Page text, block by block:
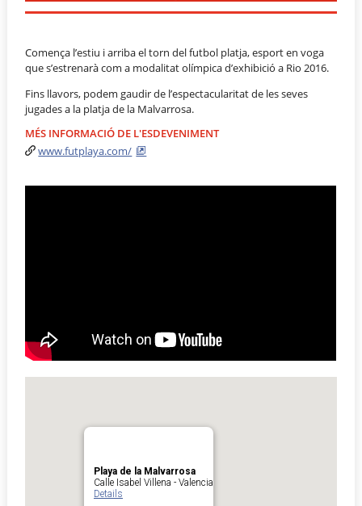
Comença l’estiu i arriba el torn del futbol platja, esport en voga
que s’estrenarà com a modalitat olímpica d’exhibició a Rio 2016.
Fins llavors, podem gaudir de l’espectacularitat de les seves
jugades a la platja de la Malvarrosa.
MÉS INFORMACIÓ DE L'ESDEVENIMENT
www.futplaya.com/
Playa de la Malvarrosa
Calle Isabel Villena - Valencia
Details